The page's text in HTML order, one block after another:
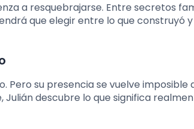
a resquebrajarse. Entre secretos
que elegir entre lo que construyó
Pero su presencia se vuelve imposible
descubre lo que significa